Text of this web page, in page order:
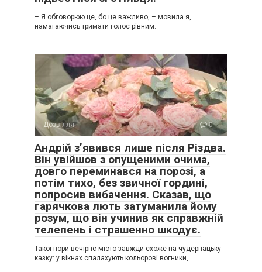
– Я обговорюю це, бо це важливо, – мовила я,
намагаючись тримати голос рівним.
Дозвілля 0
Андрій з’явився лише після Різдва.
Він увійшов з опущеними очима,
довго переминався на порозі, а
потім тихо, без звичної гордині,
попросив вибачення. Сказав, що
гарячкова лють затуманила йому
розум, що він учинив як справжній
телепень і страшенно шкодує.
Такої пори вечірнє місто завжди схоже на чудернацьку
казку: у вікнах спалахують кольорові вогники,